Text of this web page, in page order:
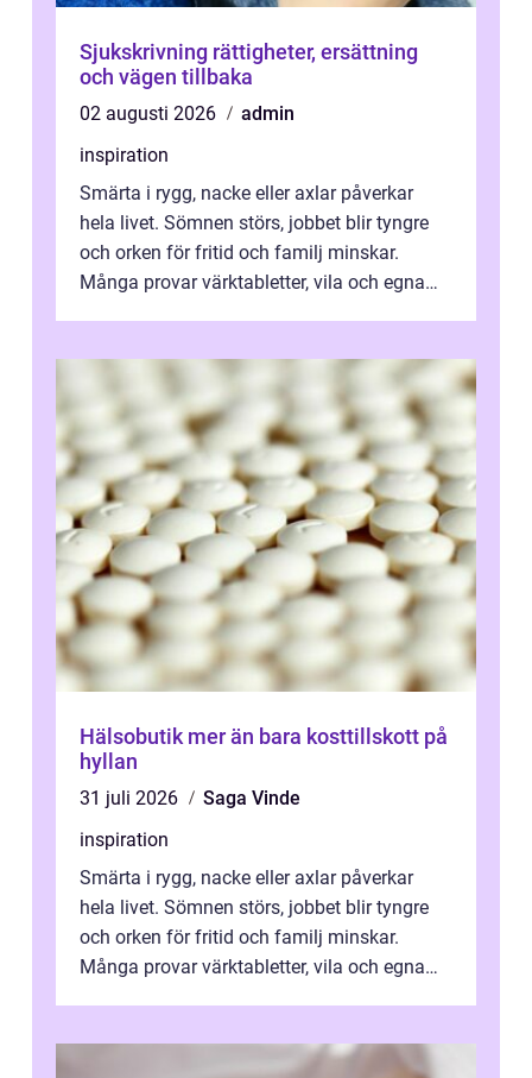
Sjukskrivning rättigheter, ersättning
och vägen tillbaka
02 augusti 2026
admin
inspiration
Smärta i rygg, nacke eller axlar påverkar
hela livet. Sömnen störs, jobbet blir tyngre
och orken för fritid och familj minskar.
Många provar värktabletter, vila och egna
Hälsobutik mer än bara kosttillskott på
hyllan
31 juli 2026
Saga Vinde
inspiration
Smärta i rygg, nacke eller axlar påverkar
hela livet. Sömnen störs, jobbet blir tyngre
och orken för fritid och familj minskar.
Många provar värktabletter, vila och egna